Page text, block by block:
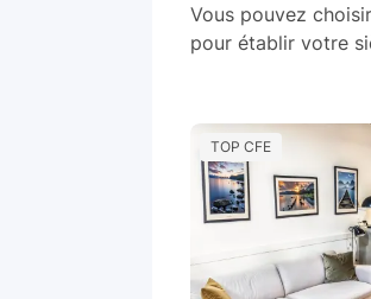
Vous pouvez
pour établir votre
TOP CFE